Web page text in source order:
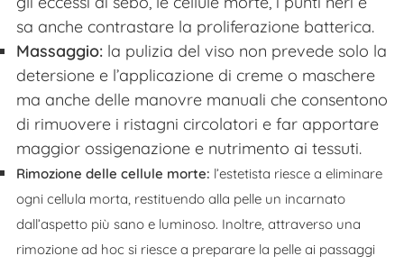
sa anche contrastare la proliferazione batterica.
Massaggio: la pulizia del viso non prevede solo la
detersione e l’applicazione di creme o maschere
ma anche delle manovre manuali che consentono
di rimuovere i ristagni circolatori e far apportare
maggior ossigenazione e nutrimento ai tessuti.
Rimozione delle cellule morte: l’estetista riesce a eliminare
ogni cellula morta, restituendo alla pelle un incarnato
dall’aspetto più sano e luminoso. Inoltre, attraverso una
rimozione ad hoc si riesce a preparare la pelle ai passaggi